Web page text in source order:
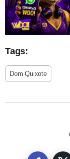
Tags:
Dom Quixote